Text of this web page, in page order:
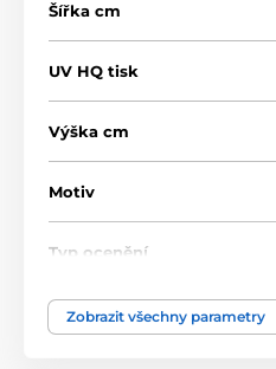
Šířka cm
UV HQ tisk
Výška cm
Motiv
Typ ocenění
Materiál
Zobrazit všechny parametry